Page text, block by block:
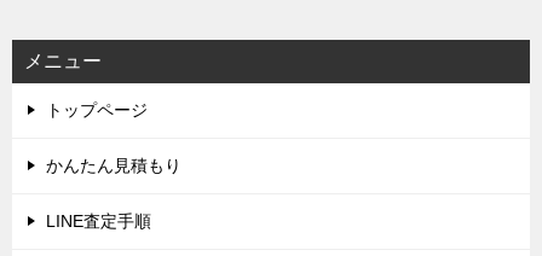
メニュー
トップページ
かんたん見積もり
LINE査定手順